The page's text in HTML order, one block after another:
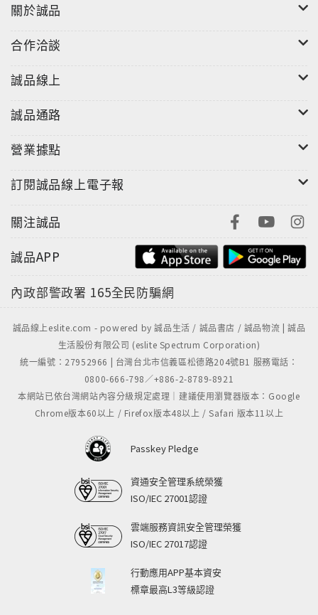
UNI（三菱鉛筆）不斷完善和發展自身的技術，以創造
於多年來在書寫工具的研究、開發、製造和銷售中積累
品具備舒適的書寫感、易用性和功能價值，受到眾多文
關於誠品
合作洽談
誠品線上
誠品通路
營業據點
訂閱誠品線上電子報
關注誠品
誠品APP
內政部警政署 165全民防騙網
誠品線上eslite.com - powered by 誠品生活 / 誠品書店 / 誠品物流 | 誠品
生活股份有限公司 (eslite Spectrum Corporation)
統一編號：27952966 | 台灣台北市信義區松德路204號B1 服務電話：
0800-666-798／+886-2-8789-8921
本網站已依台灣網站內容分級規定處理｜建議使用瀏覽器版本：Google
Chrome版本60以上 / Firefox版本48以上 / Safari 版本11以上
Passkey Pledge
資通安全管理系統榮獲
ISO/IEC 27001認證
雲端服務資訊安全管理榮獲
ISO/IEC 27017認證
行動應用APP基本資安
標章最高L3等級認證